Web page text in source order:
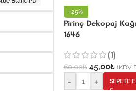
-25%
Pirinç Dekopaj
1646
(1)
60,00₺ 45,00₺ (KDV
- + SEPETE